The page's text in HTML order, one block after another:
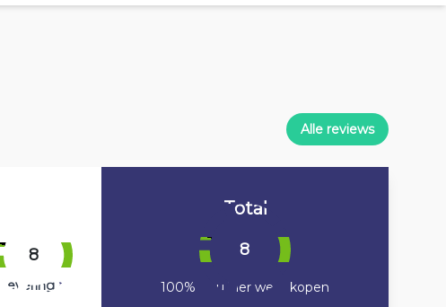
Alle reviews
8
Levering 8
Total
8
100% Zou hier weer kopen